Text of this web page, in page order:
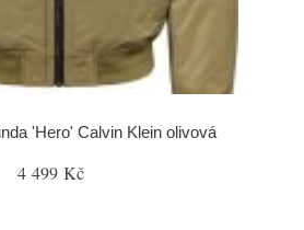
'Hero' Calvin Klein olivová
4 499 Kč